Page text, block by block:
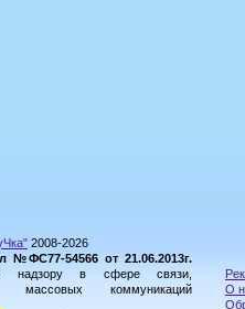
2008-2026
№ФС77-54566 от 21.06.2013г.
надзору в сфере связи,
массовых коммуникаций
О